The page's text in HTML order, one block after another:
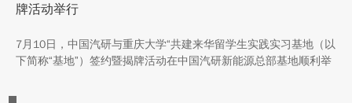
牌活动举行
7月10日，中国汽研与重庆大学“共建来华留学生实践实习基地（以
下简称“基地”）签约暨揭牌活动在中国汽研新能源总部基地顺利举
与交流处处长兼留学生事务管理中心主任阳春出席活动，双方相关